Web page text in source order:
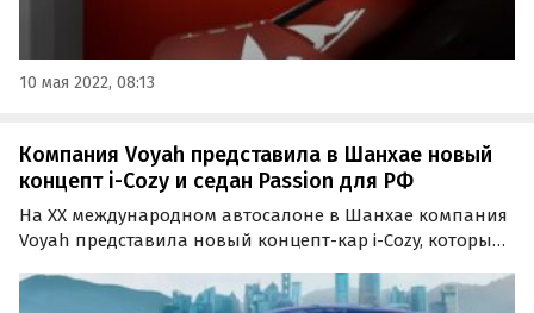
10 мая 2022, 08:13
Компания Voyah представила в Шанхае новый
концепт i-Cozy и седан Passion для РФ
На ХХ международном автосалоне в Шанхае компания
Voyah представила новый концепт-кар i-Cozy, который
технологиями.